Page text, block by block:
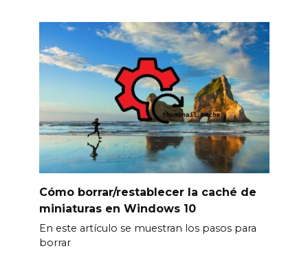
Cómo borrar/restablecer la caché de
miniaturas en Windows 10
En este artículo se muestran los pasos para
borrar